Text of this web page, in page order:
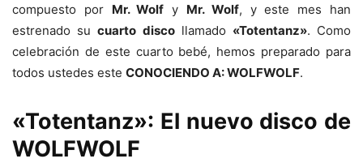
compuesto por Mr. Wolf y Mr. Wolf, y este mes han
estrenado sucuarto discollamado «Totentanz». Como
celebración de este cuarto bebé, hemos preparado para
todos ustedes este CONOCIENDO A: WOLFWOLF.
«Totentanz»: El nuevo disco de
WOLFWOLF